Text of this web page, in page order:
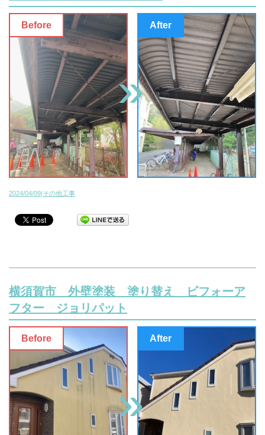
2024/04/09|その他工事
横須賀市 外壁塗装 塗り替え ビフォーア
フター ジョリパット